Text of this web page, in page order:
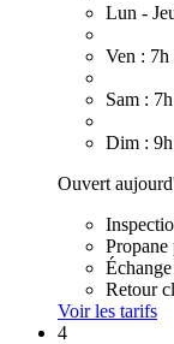
Lun -
Ven : 7h
Sam :
Dim :
Ouvert
Propane
Retour
Voir les tarifs
4